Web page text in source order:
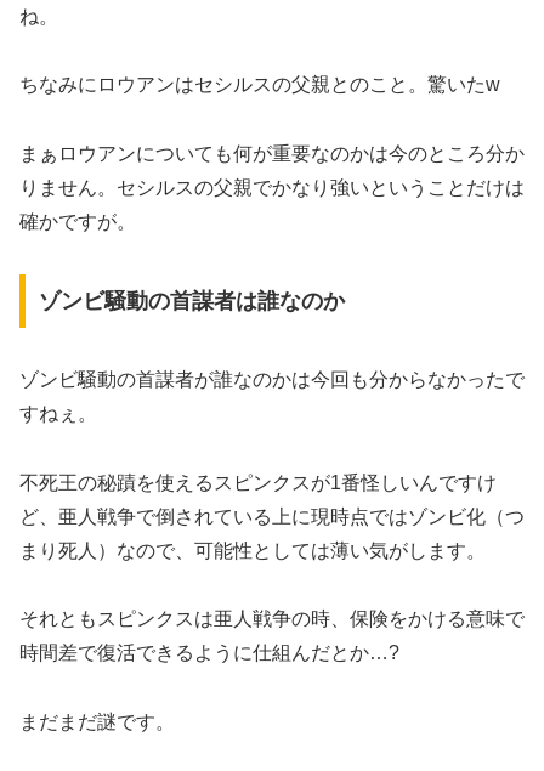
ね。
ちなみにロウアンはセシルスの父親とのこと。驚いたw
まぁロウアンについても何が重要なのかは今のところ分か
りません。セシルスの父親でかなり強いということだけは
確かですが。
ゾンビ騒動の首謀者は誰なのか
ゾンビ騒動の首謀者が誰なのかは今回も分からなかったで
すねぇ。
不死王の秘蹟を使えるスピンクスが1番怪しいんですけ
ど、亜人戦争で倒されている上に現時点ではゾンビ化（つ
まり死人）なので、可能性としては薄い気がします。
それともスピンクスは亜人戦争の時、保険をかける意味で
時間差で復活できるように仕組んだとか…?
まだまだ謎です。